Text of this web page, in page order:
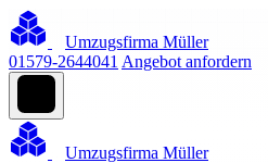
Umzugsfirma Müller
01579-2644041 Angebot anfordern
Umzugsfirma Müller